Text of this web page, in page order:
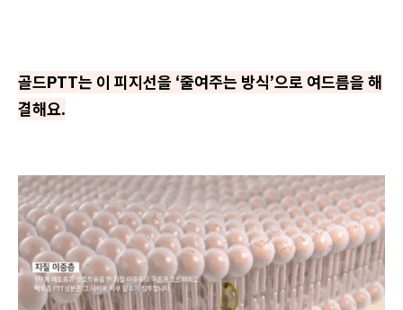
골드PTT는 이 피지선을 ‘줄여주는 방식’으로 여드름을 해
결해요.